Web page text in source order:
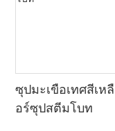
ซุปมะเขือเทศสีเห
อร์ซุปสตีมโบท